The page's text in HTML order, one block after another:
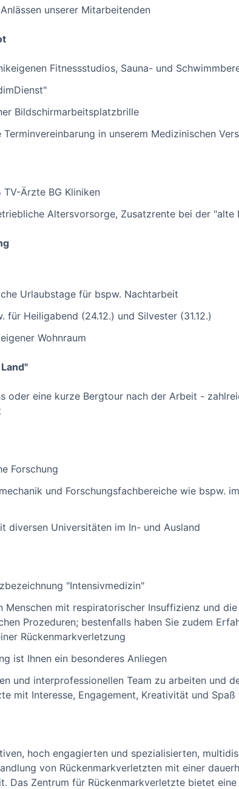
unserer Mitarbeitenden
Fitnessstudios, Sauna- und
Bildschirmarbeitsplatzbrille
in unserem Medizinischen
Ärzte BG Kliniken
Altersvorsorge, Zusatzrente bei der "alte
Urlaubstage für bspw. Nachtarbeit
für Heiligabend (24.12.) und Silvester (31.12.)
Wohnraum
oder eine kurze Bergtour nach der Arbeit -
Forschung
und Forschungsfachbereiche wie bspw.
diversen Universitäten im In- und Ausland
"Intensivmedizin"
Menschen mit respiratorischer Insuffizienz und
Prozeduren; bestenfalls haben Sie zudem
Rückenmarkverletzung
ist Ihnen ein besonderes Anliegen
und interprofessionellen Team zu arbeiten und
mit Interesse, Engagement, Kreativität und
hoch engagierten und spezialisierten,
von Rückenmarkverletzten mit einer
Das Zentrum für Rückenmarkverletzte bietet